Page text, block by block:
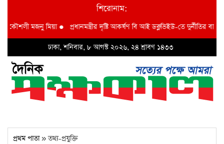
শিরোনাম:
মজনু মিয়া●প্রধানমন্ত্রীর দৃষ্টি আকর্ষণ বি আই ডব্লুভিইউ-তে দুর্নীতির বাদশ
ঢাকা, শনিবার, ৮ আগস্ট ২০২৬, ২৪ শ্রাবণ ১৪৩৩
প্রথম পাতা» তথ্য-প্রযুক্তি